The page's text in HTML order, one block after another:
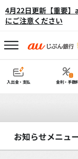
4月22日更新【重要
にご注意ください
入出金・支払 金利・手数
お知らせメニュ